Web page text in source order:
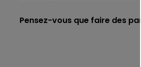
Pensez-vous que faire des